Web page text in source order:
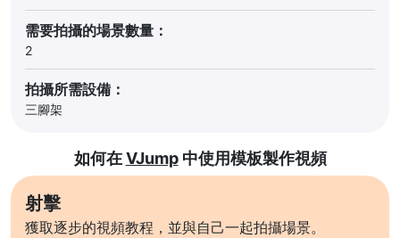
需要拍攝的場景數量：
2
拍攝所需設備：
三腳架
如何在VJump中使用模板製作視頻
射擊
獲取逐步的視頻教程，並與自己一起拍攝場景。